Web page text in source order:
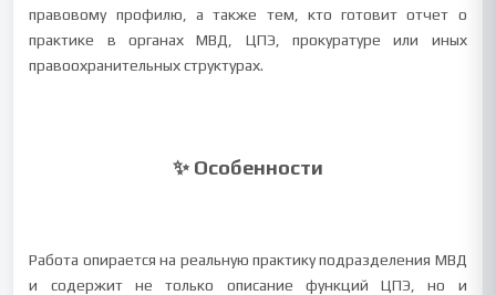
правовому профилю, а также тем, кто готовит отчет о
практике в органах МВД, ЦПЭ, прокуратуре или иных
правоохранительных структурах.
✨ Особенности
Работа опирается на реальную практику подразделения МВД
и содержит не только описание функций ЦПЭ, но и